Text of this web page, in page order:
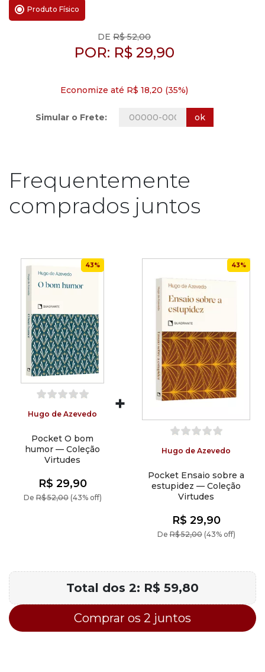
Cristo exclama do alto da Cruz: “Pai, perdoa-lhes, porque
não sabem o que fazem!” Como pode? Ao que
exatamente se referia o Filho de Deus encarnado quando
mencionou essa ignorância da parte dos homens? Este
instigante livrinho explora a cegueira humana segundo um
Produto Físico
DE R$ 52,00
POR: R$ 29,90
Economize até R$ 18,20 (35%)
Simular o Frete: ok
Frequentemente
comprados juntos
43%
Hugo de Azevedo
Pocket O bom
humor — Coleção
Virtudes
DeR$ 52,00(43% off)
R$ 29,90
+
43%
Hugo de Azevedo
Pocket Ensaio sobre a
estupidez — Coleção
Virtudes
DeR$ 52,00(43% off)
R$ 29,90
Total dos 2: R$ 59,80
Comprar os 2 juntos